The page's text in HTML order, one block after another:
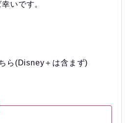
いです。
ら(Disney＋は含まず)